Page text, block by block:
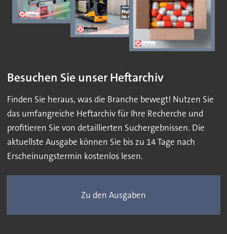
Besuchen Sie unser Heftarchiv
Finden Sie heraus, was die Branche bewegt! Nutzen Sie
das umfangreiche Heftarchiv für Ihre Recherche und
profitieren Sie von detaillierten Suchergebnissen. Die
aktuellste Ausgabe können Sie bis zu 14 Tage nach
Erscheinungstermin kostenlos lesen.
Zu den Ausgaben